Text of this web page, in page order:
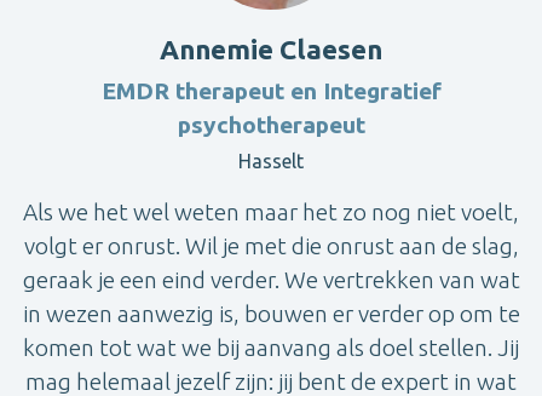
Annemie Claesen
EMDR therapeut en Integratief
psychotherapeut
Hasselt
Als we het wel weten maar het zo nog niet voelt,
volgt er onrust. Wil je met die onrust aan de slag,
geraak je een eind verder. We vertrekken van wat
in wezen aanwezig is, bouwen er verder op om te
komen tot wat we bij aanvang als doel stellen. Jij
mag helemaal jezelf zijn: jij bent de expert in wat